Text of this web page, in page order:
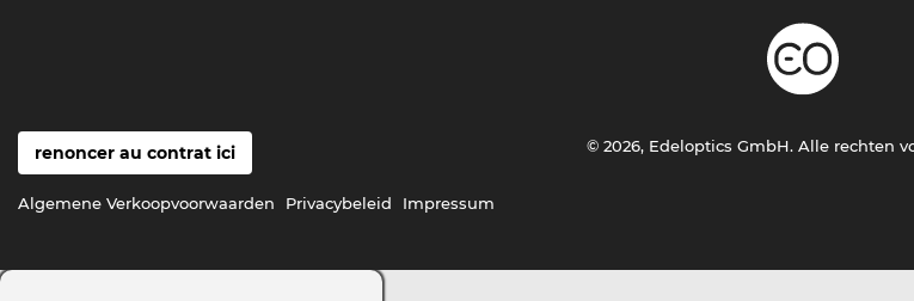
renoncer au contrat ici
Algemene Verkoopvoorwaarden Privacybeleid Impressum
© 2026, Edeloptics GmbH. Alle rechten